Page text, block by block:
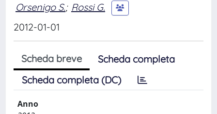
Orsenigo S.; Rossi G.
2012-01-01
Scheda breve
Scheda completa
Scheda completa (DC)
Anno